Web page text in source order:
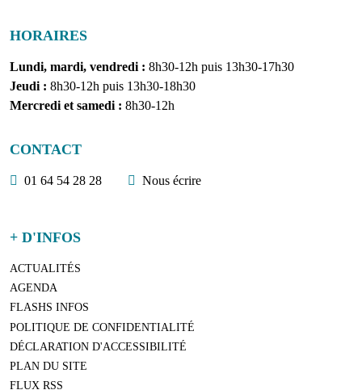
HORAIRES
Lundi, mardi, vendredi : 8h30-12h puis 13h30-17h30
Jeudi : 8h30-12h puis 13h30-18h30
Mercredi et samedi : 8h30-12h
CONTACT
01 64 54 28 28 Nous écrire
+ D'INFOS
ACTUALITÉS
AGENDA
FLASHS INFOS
POLITIQUE DE CONFIDENTIALITÉ
DÉCLARATION D'ACCESSIBILITÉ
PLAN DU SITE
FLUX RSS